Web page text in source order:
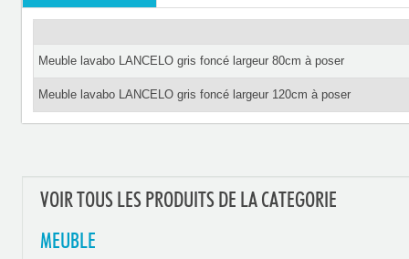
Meuble lavabo LANCELO gris foncé largeur 80cm à poser
Meuble lavabo LANCELO gris foncé largeur 120cm à poser
VOIR TOUS LES PRODUITS DE LA CATEGORIE
MEUBLE